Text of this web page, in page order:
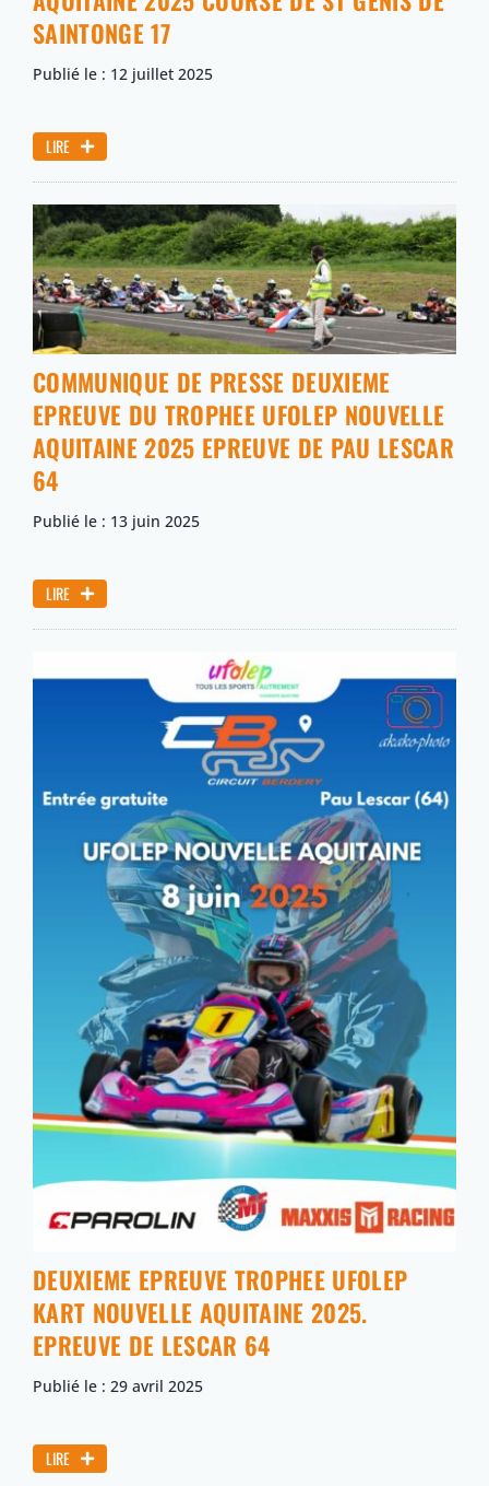
SAINTONGE 17
Publié le : 12 juillet 2025
LIRE
COMMUNIQUE DE PRESSE DEUXIEME
EPREUVE DU TROPHEE UFOLEP NOUVELLE
AQUITAINE 2025 EPREUVE DE PAU LESCAR
64
Publié le : 13 juin 2025
LIRE
DEUXIEME EPREUVE TROPHEE UFOLEP
KART NOUVELLE AQUITAINE 2025.
EPREUVE DE LESCAR 64
Publié le : 29 avril 2025
LIRE